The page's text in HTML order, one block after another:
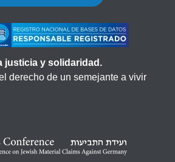
justicia y solidaridad.
derecho de un semejante a vivir